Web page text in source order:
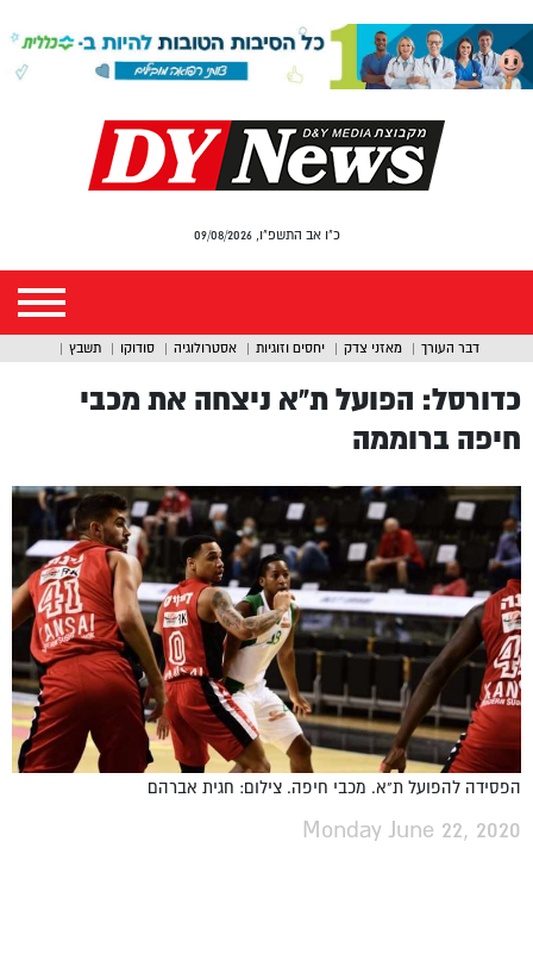
כ"ו אב התשפ"ו, 09/08/2026
דבר העורך מאזני צדק יחסים וזוגיות אסטרולוגיה סודוקו תשבץ
כדורסל: הפועל ת”א ניצחה את מכבי
חיפה ברוממה
הפסידה להפועל ת"א. מכבי חיפה. צילום: חגית אברהם
Monday June 22, 2020